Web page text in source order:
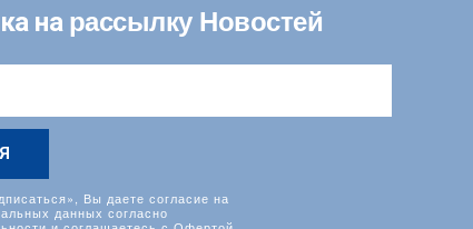
на рассылку Новостей
Вы даете согласие на
данных согласно